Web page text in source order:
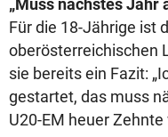
„Muss nächstes Jahr
Für die 18-Jährige ist
oberösterreichischen
sie bereits ein Fazit:
gestartet, das muss
U20-EM heuer